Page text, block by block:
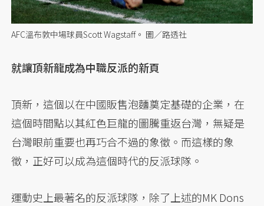
AFC溫布敦中場球員Scott Wagstaff。 圖／路透社
就讓頂新龍成為中職反派的新頁
頂新，這個以在中國販售泡麵奠定基礎的企業，在
這個時間點以其紅色巨龍的圖騰重返台灣，無疑是
台灣眼前重要也再巧合不過的象徵。而這樣的象
徵，正好可以成為這個時代的反派球隊。
運動史上最著名的反派球隊，除了上述的MK Dons